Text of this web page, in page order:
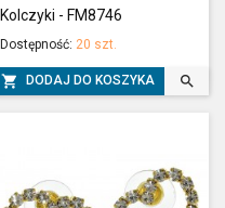
Kolczyki - FM8746
Dostępność: 20 szt.
 DODAJ DO KOSZYKA 